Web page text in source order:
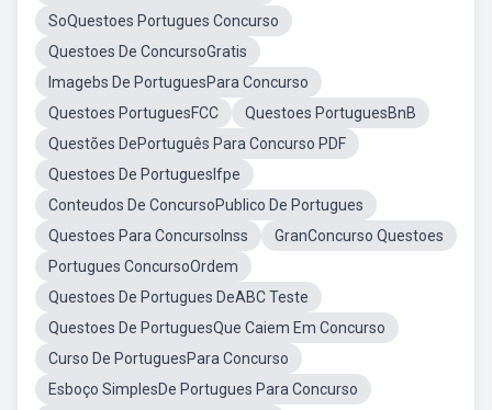
SoQuestoes Portugues Concurso
Questoes De ConcursoGratis
Imagebs De PortuguesPara Concurso
Questoes PortuguesFCC
Questoes PortuguesBnB
Questões DePortuguês Para Concurso PDF
Questoes De PortuguesIfpe
Conteudos De ConcursoPublico De Portugues
Questoes Para ConcursoInss
GranConcurso Questoes
Portugues ConcursoOrdem
Questoes De Portugues DeABC Teste
Questoes De PortuguesQue Caiem Em Concurso
Curso De PortuguesPara Concurso
Esboço SimplesDe Portugues Para Concurso